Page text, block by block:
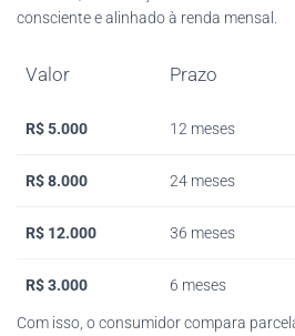
consciente e alinhado à renda mensal.
Valor Prazo
R$ 5.000 12 meses
R$ 8.000 24 meses
R$ 12.000 36 meses
R$ 3.000 6 meses
Com isso, o consumidor compara